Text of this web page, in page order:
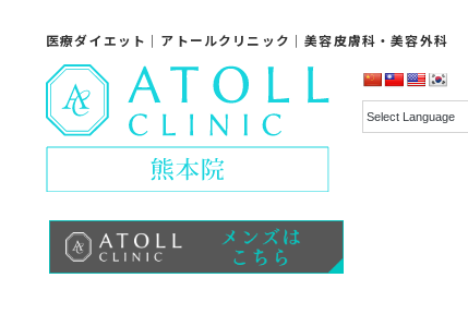
医療ダイエット｜アトールクリニック｜美容皮膚科・美容外科